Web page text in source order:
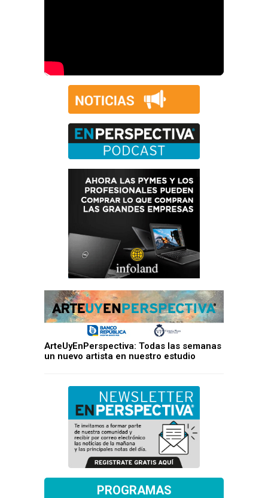
ArteUyEnPerspectiva: Todas las semanas
un nuevo artista en nuestro estudio
PROGRAMAS